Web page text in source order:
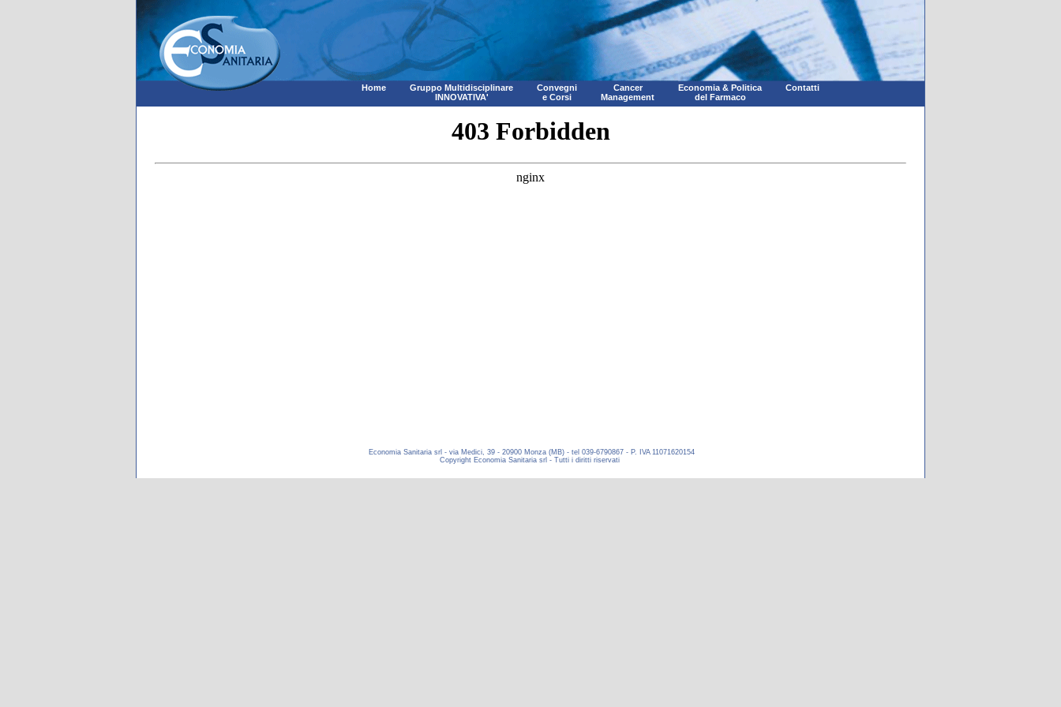
Home
Gruppo Multidisciplinare
INNOVATIVA'
Convegni
e Corsi
Cancer
Management
Economia & Politica
del Farmaco
Contatti
Economia Sanitaria srl - via Medici, 39 - 20900 Monza (MB) - tel 039-6790867 - P. IVA 11071620154
Copyright Economia Sanitaria srl - Tutti i diritti riservati